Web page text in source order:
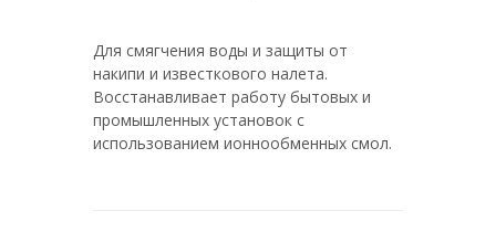
Соль таблетированная мозырьсоль в
мешках по 25 кг
Соль таблетированная 50 кг
Для смягчения воды и защиты от
накипи и известкового налета.
Восстанавливает работу бытовых и
промышленных установок с
использованием ионнообменных смол.